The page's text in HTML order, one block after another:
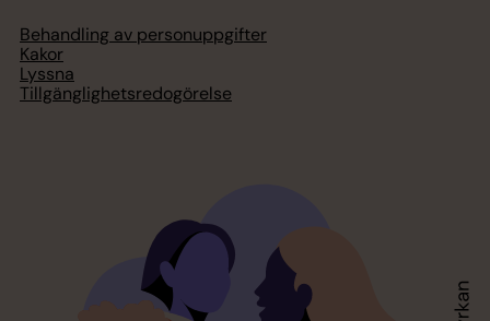
Behandling av personuppgifter
Kakor
Lyssna
Tillgänglighetsredogörelse